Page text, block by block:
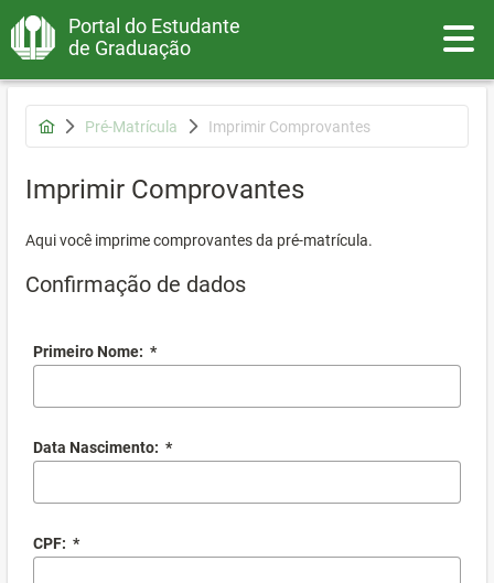
Portal do Estudante
de Graduação
Pré-Matrícula Imprimir Comprovantes
Imprimir Comprovantes
Aqui você imprime comprovantes da pré-matrícula.
Confirmação de dados
Primeiro Nome: *
Data Nascimento: *
CPF: *